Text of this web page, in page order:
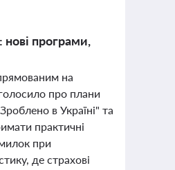
програми,
на
про плани
в Україні" та
практичні
при
де страхові